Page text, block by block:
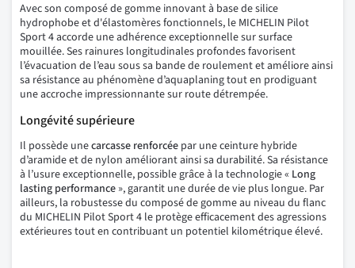
Avec son composé de gomme innovant à base de silice
hydrophobe et d'élastomères fonctionnels, le MICHELIN Pilot
Sport 4 accorde une adhérence exceptionnelle sur surface
mouillée. Ses rainures longitudinales profondes favorisent
l’évacuation de l’eau sous sa bande de roulement et améliore ainsi
sa résistance au phénomène d’aquaplaning tout en prodiguant
une accroche impressionnante sur route détrempée.
Longévité supérieure
Il possède unecarcasse renforcée par une ceinture hybride
d’aramide et de nylon améliorant ainsi sa durabilité. Sa résistance
à l’usure exceptionnelle, possible grâce à la technologie « Long
lasting performance », garantit une durée de vie plus longue. Par
ailleurs, la robustesse du composé de gomme au niveau du flanc
du MICHELIN Pilot Sport 4 le protège efficacement des agressions
extérieures tout en contribuant un potentiel kilométrique élevé.